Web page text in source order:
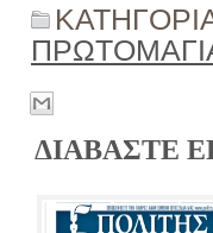
ΔΙΑΒΑΣΤΕ